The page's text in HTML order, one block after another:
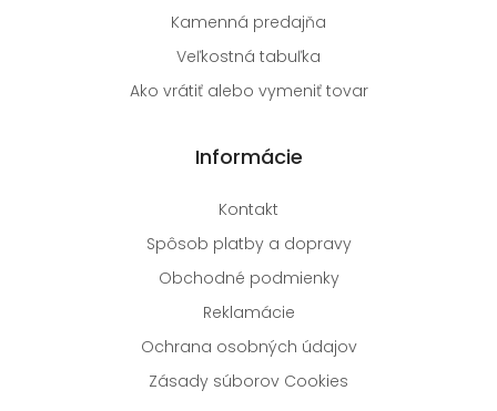
Kamenná predajňa
Veľkostná tabuľka
Ako vrátiť alebo vymeniť tovar
Informácie
Kontakt
Spôsob platby a dopravy
Obchodné podmienky
Reklamácie
Ochrana osobných údajov
Zásady súborov Cookies